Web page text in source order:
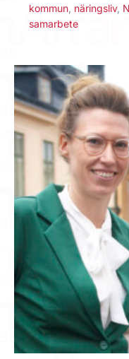
kommun näringsliv,
samarbete